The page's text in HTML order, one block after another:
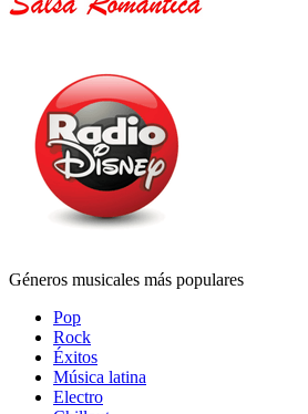
Géneros musicales más populares
Pop
Rock
Éxitos
Música latina
Electro